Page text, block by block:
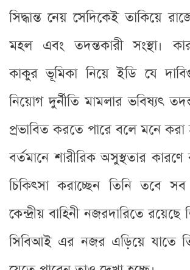
সিদ্ধান্ত নেয় সেদিকেই তাকিয়ে
মহল এবং তদন্তকারী সংস্থা।
কাকুর ভূমিকা নিয়ে ইডি যে
নিয়োগ দুর্নীতি মামলার ভবিষ্যৎ
প্রভাবিত করতে পারে বলে মনে করা
বর্তমানে শারীরিক অসুস্থতার
চিকিৎসা করাচ্ছেন তিনি তবে
কেন্দ্রীয় বাহিনী নজরদারিতে রয়েছে
সিবিআই এর নজর এড়িয়ে যাতে